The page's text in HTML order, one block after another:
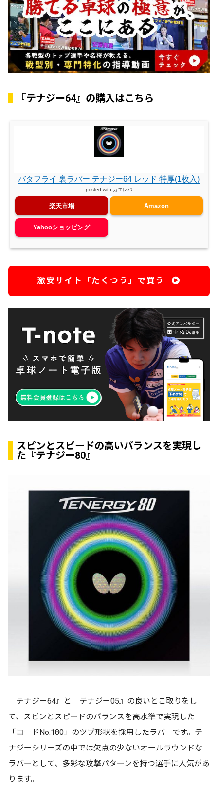
『テナジー64』の購入はこちら
バタフライ 裏ラバー テナジー64 レッド 特厚(1枚入)
posted with カエレバ
楽天市場 Amazon
Yahooショッピング
激安サイト「たくつう」で買う
スピンとスピードの高いバランスを実現し
た『テナジー80』
『テナジー64』と『テナジー05』の良いとこ取りをし
て、スピンとスピードのバランスを高水準で実現した
「コードNo.180」のツブ形状を採用したラバーです。テ
ナジーシリーズの中では欠点の少ないオールラウンドな
ラバーとして、多彩な攻撃パターンを持つ選手に人気があ
ります。